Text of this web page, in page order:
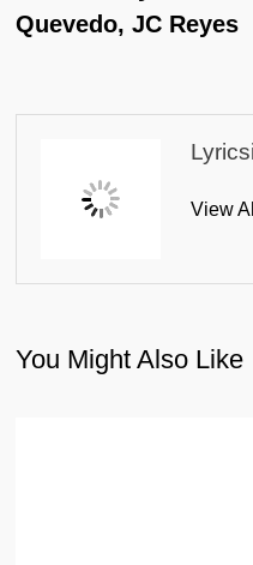
Quevedo, JC Reyes
View
You Might Also Like